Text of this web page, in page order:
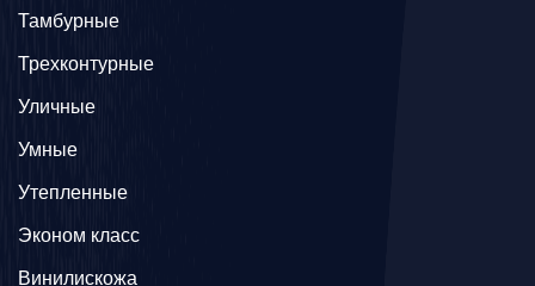
Тамбурные
Трехконтурные
Уличные
Умные
Утепленные
Эконом класс
Винилискожа